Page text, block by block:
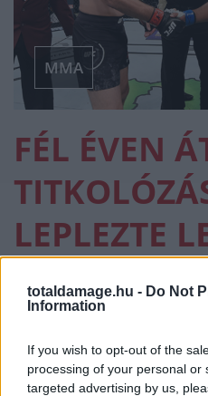
totaldamage.hu - Do Not
Information
If you wish to opt-out of the
processing of your personal or
targeted advertising by us,
MMA
FÉL ÉVEN
LEPLEZTE
DANIEL
MEG